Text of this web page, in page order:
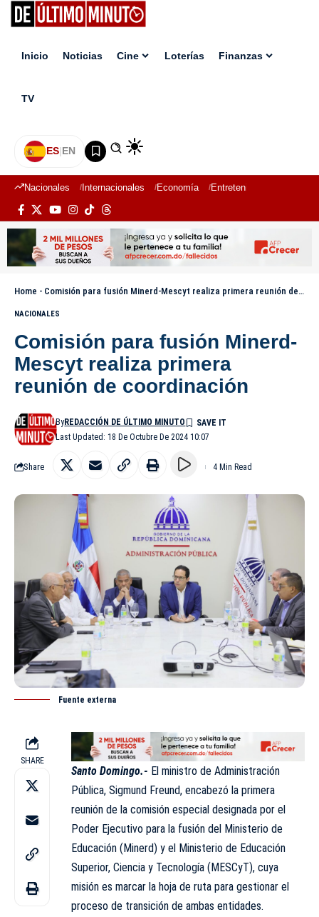
Inicio Noticias Cine Loterías Finanzas
TV
ES|EN
Nacionales Internacionales Economía Entretenimiento
Home - Comisión para fusión Minerd-Mescyt realiza primera reunión de coordinación
NACIONALES
Comisión para fusión Minerd-
Mescyt realiza primera
reunión de coordinación
Last Updated: 18 De Octubre De 2024 10:07
ByREDACCIÓN DE ÚLTIMO MINUTO
Share 4 Min Read
Fuente externa
SHARE
Santo Domingo.- El ministro de Administración
Pública, Sigmund Freund, encabezó la primera
reunión de la comisión especial designada por el
Poder Ejecutivo para la fusión del Ministerio de
Educación (Minerd) y el Ministerio de Educación
Superior, Ciencia y Tecnología (MESCyT), cuya
misión es marcar la hoja de ruta para gestionar el
proceso de transición de ambas entidades.